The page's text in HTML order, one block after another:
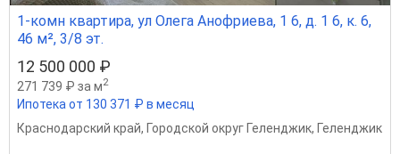
1-комн квартира, ул Олега Анофриева, 1 6, д. 1 6, к. 6,
46 м², 3/8 эт.
12 500 000 ₽
271 739 ₽ за м2
Ипотека от 130 371 ₽ в месяц
Краснодарский край, Городской округ Геленджик, Геленджик